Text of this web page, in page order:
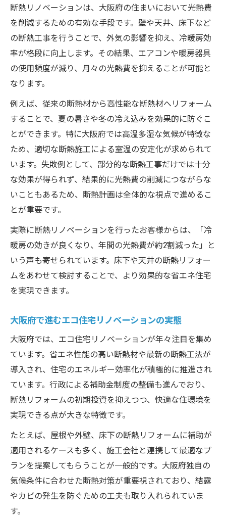
断熱リノベーションは、大阪府の住まいにおいて光熱費
を削減するための有効な手段です。壁や天井、床下など
の断熱工事を行うことで、外気の影響を抑え、冷暖房効
率が格段に向上します。その結果、エアコンや暖房器具
の使用頻度が減り、月々の光熱費を抑えることが可能と
なります。
例えば、従来の断熱材から高性能な断熱材へリフォーム
することで、夏の暑さや冬の冷え込みを効果的に防ぐこ
とができます。特に大阪府では高温多湿な気候が特徴な
ため、適切な断熱施工による室温の安定化が求められて
います。失敗例として、部分的な断熱工事だけでは十分
な効果が得られず、結果的に光熱費の削減につながらな
いこともあるため、断熱計画は全体的な視点で進めるこ
とが重要です。
実際に断熱リノベーションを行ったお客様からは、「冷
暖房の効きが良くなり、年間の光熱費が約2割減った」と
いう声も寄せられています。床下や天井の断熱リフォー
ムをあわせて検討することで、より効果的な省エネ住宅
を実現できます。
大阪府で進むエコ住宅リノベーションの実態
大阪府では、エコ住宅リノベーションが年々注目を集め
ています。省エネ性能の高い断熱材や最新の断熱工法が
導入され、住宅のエネルギー効率化が積極的に推進され
ています。行政による補助金制度の整備も進んでおり、
断熱リフォームの初期投資を抑えつつ、快適な住環境を
実現できる点が大きな特徴です。
たとえば、屋根や外壁、床下の断熱リフォームに補助が
適用されるケースも多く、施工会社と連携して最適なプ
ランを提案してもらうことが一般的です。大阪府独自の
気候条件に合わせた断熱対策が重要視されており、結露
やカビの発生を防ぐための工夫も取り入れられていま
す。